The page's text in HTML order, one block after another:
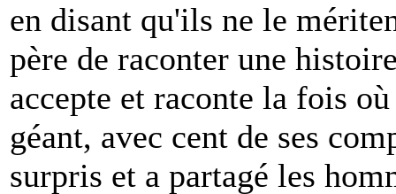
en disant qu'ils ne le
père de raconter une
accepte et raconte la fois
géant, avec cent de ses
surpris et a partagé les